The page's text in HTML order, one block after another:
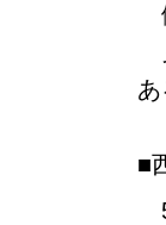
あ
■